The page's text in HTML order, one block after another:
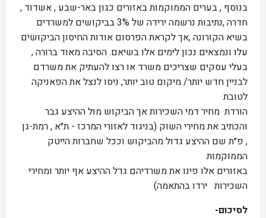
בנוסף , בערים הממוקמות באזורים כגון באר-שבע , אשדוד ,
חדרה ,נתיבות נרשמה ירידה של 3% בביקושים למשרדים
בשיא הקורונה ,אך לקראת הפרסום אודות החיסון הביקושים
עלו ונמצאים נכון לימים אלו בשיאם. הסיבה מאוד ברורה ,
בעלי עסקים שצריכים משרד או רצו להעתיק את משרדם
לבניין חדש יותר/ מיקום טוב יותר, ניסו לנצל את הפאניקה
לטובת
הורדת מחיר דמי השכירות אך הביקוש מול ההיצע גבר
והכתיב את מחירי השוק (בניגוד לאזורי המרכז - ת״א , רמת-גן
, פ״ת שם ההיצע גדול מהביקוש וככל שחברות הייטק
הממוקמות
באזורים אלו פינו את משרדיהם גדל ההיצע אף יותר ומחירי
השכירות ירדו בהתאמה)
לסיכום-